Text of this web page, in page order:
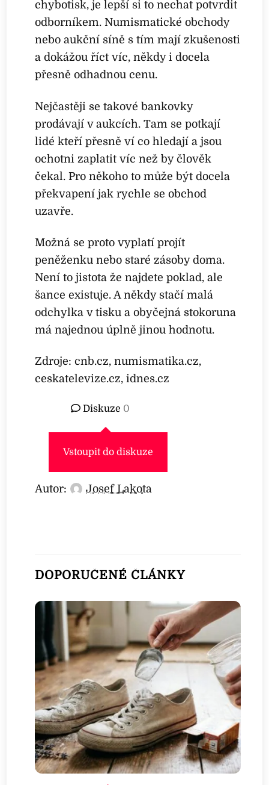
chybotisk, je lepší si to nechat potvrdit
odborníkem. Numismatické obchody
nebo aukční síně s tím mají zkušenosti
a dokážou říct víc, někdy i docela
přesně odhadnou cenu.
Nejčastěji se takové bankovky
prodávají v aukcích. Tam se potkají
lidé kteří přesně ví co hledají a jsou
ochotni zaplatit víc než by člověk
čekal. Pro někoho to může být docela
překvapení jak rychle se obchod
uzavře.
Možná se proto vyplatí projít
peněženku nebo staré zásoby doma.
Není to jistota že najdete poklad, ale
šance existuje. A někdy stačí malá
odchylka v tisku a obyčejná stokoruna
má najednou úplně jinou hodnotu.
Zdroje: cnb.cz, numismatika.cz,
ceskatelevize.cz, idnes.cz
Diskuze 0
Vstoupit do diskuze
Autor: Josef Lakota
DOPORUČENÉ ČLÁNKY